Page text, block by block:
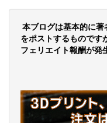
ビ
ゲ
ー
ョ
ン
本ブログは基本的に
をポストするものです
フェリエイト報酬が発